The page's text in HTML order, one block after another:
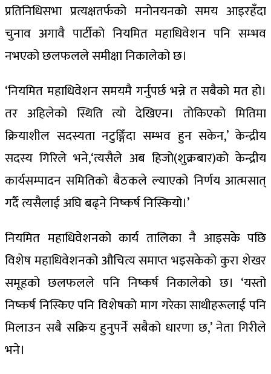
प्रतिनिधिसभा प्रत्यक्षतर्फको मनोनयनको समय आइरहँदा
चुनाव अगावै पार्टीको नियमित महाधिवेशन पनि सम्भव
नभएको छलफलले समीक्षा निकालेको छ।
‘नियमित महाधिवेशन समयमै गर्नुपर्छ भन्ने त सबैको मत हो।
तर अहिलेको स्थिति त्यो देखिएन। तोकिएको मितिमा
क्रियाशील सदस्यता नटुङ्गिँदा सम्भव हुन सकेन,’ केन्द्रीय
सदस्य गिरिले भने,‘त्यसैले अब हिजो(शुक्रबार)को केन्द्रीय
कार्यसम्पादन समितिको बैठकले ल्याएको निर्णय आत्मसात्
गर्दै त्यसैलाई अघि बढ्ने निष्कर्ष निस्कियो।’
नियमित महाधिवेशनको कार्य तालिका नै आइसके पछि
विशेष महाधिवेशनको औचित्य समाप्त भइसकेको कुरा शेखर
समूहको छलफलले पनि निष्कर्ष निकालेको छ। ‘यस्तो
निष्कर्ष निस्किए पनि विशेषको माग गरेका साथीहरूलाई पनि
मिलाउन सबै सक्रिय हुनुपर्ने सबैको धारणा छ,’ नेता गिरीले
भने।